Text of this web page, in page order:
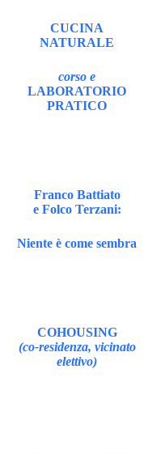
CUCINA
NATURALE
corso e
LABORATORIO
PRATICO
Franco Battiato
e Folco Terzani:
Niente è come sembra
COHOUSING
(co-residenza, vicinato
elettivo)